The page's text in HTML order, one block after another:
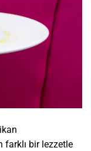
farklı bir lezzetle